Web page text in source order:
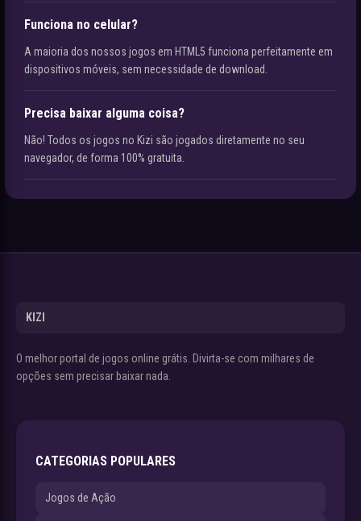
Funciona no celular?
A maioria dos nossos jogos em HTML5 funciona perfeitamente em
dispositivos móveis, sem necessidade de download.
Precisa baixar alguma coisa?
Não! Todos os jogos no Kizi são jogados diretamente no seu
navegador, de forma 100% gratuita.
KIZI
O melhor portal de jogos online grátis. Divirta-se com milhares de
opções sem precisar baixar nada.
CATEGORIAS POPULARES
Jogos de Ação